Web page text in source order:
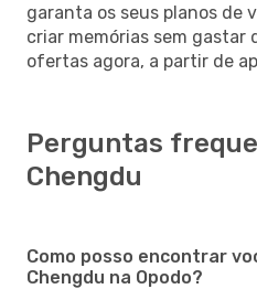
garanta os seus planos de
criar memórias sem gastar
ofertas agora, a partir de
Perguntas
Chengdu
Como posso encontrar
Chengdu na Opodo?